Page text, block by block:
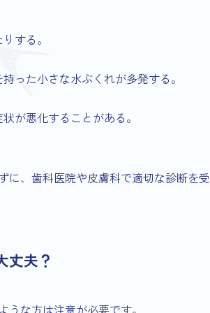
する。
った小さな水ぶくれが多発する。
が悪化することがある。
に、歯科医院や皮膚科で適切な診断を
丈夫？
な方は注意が必要です。